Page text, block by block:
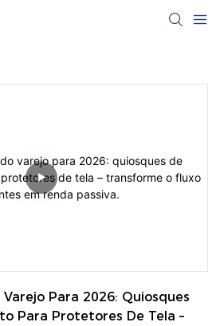
Para 2026: Quiosques
Para Protetores De Tela –